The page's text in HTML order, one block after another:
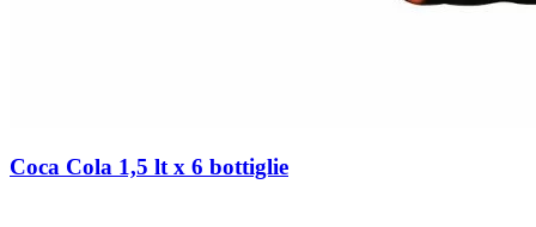
Coca Cola 1,5 lt x 6 bottiglie